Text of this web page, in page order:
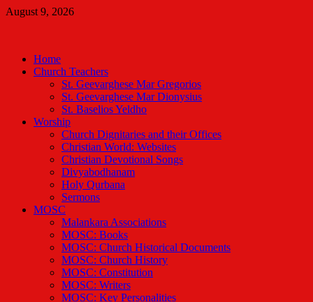
Skip
August 9, 2026
Home
Church Teachers
St. Geevarghese Mar Gregorios
St. Geevarghese Mar Dionysius
St. Baselios Yeldho
Worship
Church Dignitaries and their Offices
Christian World: Websites
Christian Devotional Songs
Divyabodhanam
Holy Qurbana
Sermons
MOSC
Malankara Associations
MOSC: Books
MOSC: Church Historical Documents
MOSC: Church History
MOSC: Constitution
MOSC: Writers
MOSC: Key Personalities